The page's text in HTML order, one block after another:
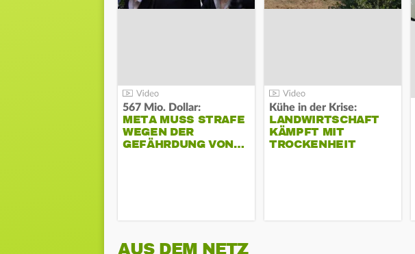
567 Mio. Dollar:
META MUSS STRAFE
WEGEN DER
GEFÄHRDUNG VON…
Kühe in der Krise:
LANDWIRTSCHAFT
KÄMPFT MIT
TROCKENHEIT
AUS DEM NETZ